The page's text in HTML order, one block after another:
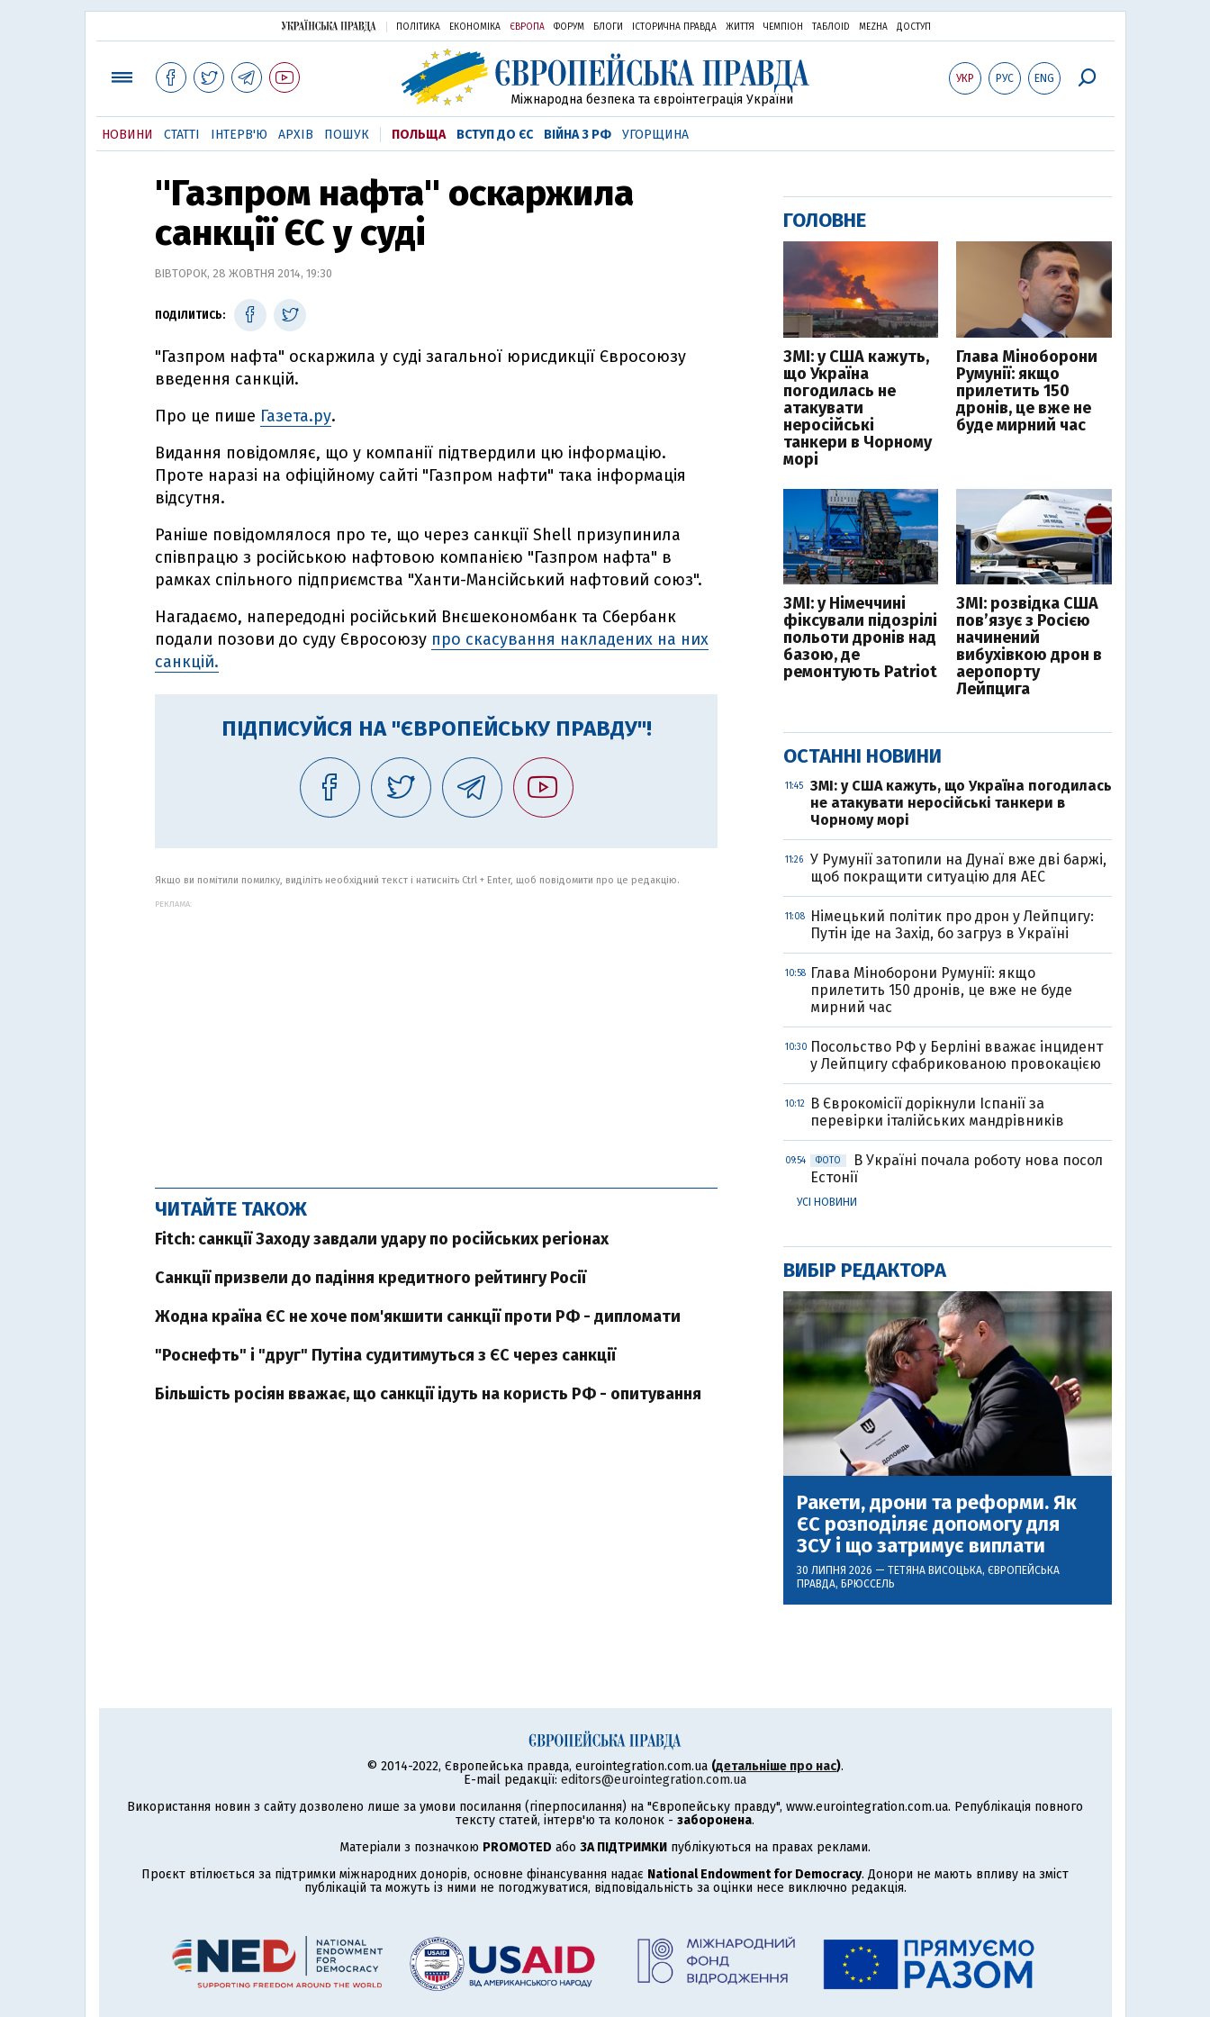
ПОЛІТИКА ЕКОНОМІКА ЄВРОПА ФОРУМ БЛОГИ ІСТОРИЧНА ПРАВДА ЖИТТЯ ЧЕМПІОН ТАБЛОID MEZHA ДОСТУП
УКР РУС ENG
Міжнародна безпека та євроінтеграція України
НОВИНИ СТАТТІ ІНТЕРВ'Ю АРХІВ ПОШУК ПОЛЬЩА ВСТУП ДО ЄС ВІЙНА З РФ УГОРЩИНА
"Газпром нафта" оскаржила
санкції ЄС у суді
ВІВТОРОК, 28 ЖОВТНЯ 2014, 19:30
ПОДІЛИТИСЬ:
"Газпром нафта" оскаржила у суді загальної юрисдикції Євросоюзу
введення санкцій.
Про це пише Газета.ру.
Видання повідомляє, що у компанії підтвердили цю інформацію.
Проте наразі на офіційному сайті "Газпром нафти" така інформація
відсутня.
Раніше повідомлялося про те, що через санкції Shell призупинила
співпрацю з російською нафтовою компанією "Газпром нафта" в
рамках спільного підприємства "Ханти-Мансійський нафтовий союз".
Нагадаємо, напередодні російський Внєшекономбанк та Сбербанк
подали позови до суду Євросоюзу про скасування накладених на них
санкцій.
ПІДПИСУЙСЯ НА "ЄВРОПЕЙСЬКУ ПРАВДУ"!
Якщо ви помітили помилку, виділіть необхідний текст і натисніть Ctrl + Enter, щоб повідомити про це редакцію.
РЕКЛАМА:
ЧИТАЙТЕ ТАКОЖ
Fitch: санкції Заходу завдали удару по російських регіонах
Санкції призвели до падіння кредитного рейтингу Росії
Жодна країна ЄС не хоче пом'якшити санкції проти РФ - дипломати
"Роснефть" і "друг" Путіна судитимуться з ЄС через санкції
Більшість росіян вважає, що санкції ідуть на користь РФ - опитування
ГОЛОВНЕ
ЗМІ: у США кажуть,
що Україна
погодилась не
атакувати
неросійські
танкери в Чорному
морі
Глава Міноборони
Румунії: якщо
прилетить 150
дронів, це вже не
буде мирний час
ЗМІ: у Німеччині
фіксували підозрілі
польоти дронів над
базою, де
ремонтують Patriot
ЗМІ: розвідка США
пов’язує з Росією
начинений
вибухівкою дрон в
аеропорту
Лейпцига
ОСТАННІ НОВИНИ
11:45
ЗМІ: у США кажуть, що Україна погодилась
не атакувати неросійські танкери в
Чорному морі
11:26
У Румунії затопили на Дунаї вже дві баржі,
щоб покращити ситуацію для АЕС
11:08
Німецький політик про дрон у Лейпцигу:
Путін іде на Захід, бо загруз в Україні
10:58
Глава Міноборони Румунії: якщо
прилетить 150 дронів, це вже не буде
мирний час
10:30 Посольство РФ у Берліні вважає інцидент
у Лейпцигу сфабрикованою провокацією
10:12
В Єврокомісії дорікнули Іспанії за
перевірки італійських мандрівників
09:54 ФОТО
В Україні почала роботу нова посол
Естонії
УСІ НОВИНИ
ВИБІР РЕДАКТОРА
Ракети, дрони та реформи. Як
ЄС розподіляє допомогу для
ЗСУ і що затримує виплати
30 ЛИПНЯ 2026 — ТЕТЯНА ВИСОЦЬКА, ЄВРОПЕЙСЬКА
ПРАВДА, БРЮССЕЛЬ
© 2014-2022, Європейська правда, eurointegration.com.ua (детальніше про нас).
E-mail редакції: editors@eurointegration.com.ua
Використання новин з сайту дозволено лише за умови посилання (гіперпосилання) на "Європейську правду", www.eurointegration.com.ua. Републікація повного
тексту статей, інтерв'ю та колонок - заборонена.
Матеріали з позначкою PROMOTED або ЗА ПІДТРИМКИ публікуються на правах реклами.
Проєкт втілюється за підтримки міжнародних донорів, основне фінансування надає National Endowment for Democracy. Донори не мають впливу на зміст
публікацій та можуть із ними не погоджуватися, відповідальність за оцінки несе виключно редакція.